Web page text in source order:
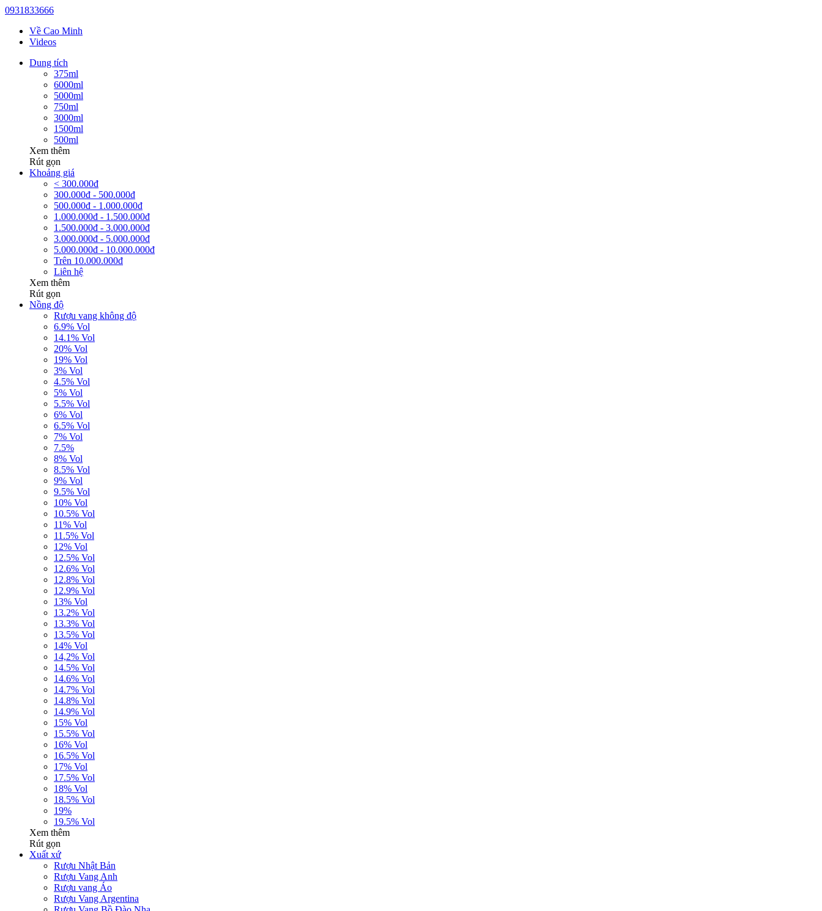
0931833666
Về Cao Minh
Videos
Dung tích
375ml
6000ml
5000ml
750ml
3000ml
1500ml
500ml
Xem thêm
Rút gọn
Khoảng giá
< 300.000đ
300.000đ - 500.000đ
500.000đ - 1.000.000đ
1.000.000đ - 1.500.000đ
1.500.000đ - 3.000.000đ
3.000.000đ - 5.000.000đ
5.000.000đ - 10.000.000đ
Trên 10.000.000đ
Liên hệ
Xem thêm
Rút gọn
Nồng độ
Rượu vang không độ
6.9% Vol
14.1% Vol
20% Vol
19% Vol
3% Vol
4.5% Vol
5% Vol
5.5% Vol
6% Vol
6.5% Vol
7% Vol
7.5%
8% Vol
8.5% Vol
9% Vol
9.5% Vol
10% Vol
10.5% Vol
11% Vol
11.5% Vol
12% Vol
12.5% Vol
12.6% Vol
12.8% Vol
12.9% Vol
13% Vol
13.2% Vol
13.3% Vol
13.5% Vol
14% Vol
14,2% Vol
14.5% Vol
14.6% Vol
14.7% Vol
14.8% Vol
14.9% Vol
15% Vol
15.5% Vol
16% Vol
16.5% Vol
17% Vol
17.5% Vol
18% Vol
18.5% Vol
19%
19.5% Vol
Xem thêm
Rút gọn
Xuất xứ
Rượu Nhật Bản
Rượu Vang Anh
Rượu vang Áo
Rượu Vang Argentina